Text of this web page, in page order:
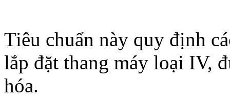
Tiêu chuẩn này quy định
lắp đặt thang máy loại IV,
hóa.